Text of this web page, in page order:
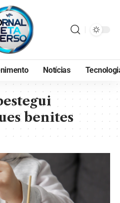
Notícias
benites